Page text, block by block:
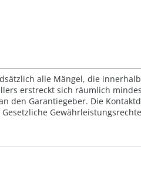
alle Mängel, die
erstreckt sich räumlich
den Garantiegeber. Die
Gesetzliche